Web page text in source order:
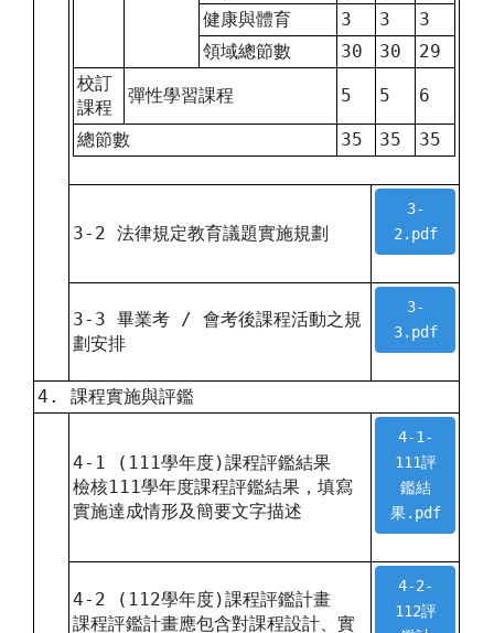
健康與體育
3 3
3
領域總節數
30 30
29
校訂
課程
彈性學習課程 5 5 6
總節數 35 35 35
3-2 法律規定教育議題實施規劃
3-
2.pdf
3-3 畢業考 / 會考後課程活動之規
劃安排
3-
3.pdf
4. 課程實施與評鑑
4-1 (111學年度)課程評鑑結果
檢核111學年度課程評鑑結果，填寫
實施達成情形及簡要文字描述
4-1-
111評
鑑結
果.pdf
4-2 (112學年度)課程評鑑計畫
課程評鑑計畫應包含對課程設計、實
4-2-
112評